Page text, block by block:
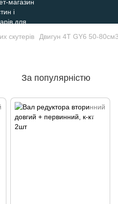
скутерів Двигун 4Т GY6 50-
За популярністю